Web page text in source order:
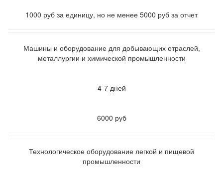
1000 руб за единицу, но не менее 5000 руб за отчет
Машины и оборудование для добывающих отраслей,
металлургии и химической промышленности
4-7 дней
6000 руб
Технологическое оборудование легкой и пищевой
промышленности